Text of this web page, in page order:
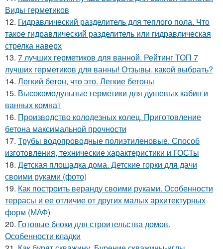
Виды герметиков
12. Гидравлический разделитель для теплого пола. Что
такое гидравлический разделитель или гидравлическая
стрелка наверх
13. 7 лучших герметиков для ванной. Рейтинг ТОП 7
лучших герметиков для ванны! Отзывы, какой выбрать?
14. Легкий бетон, что это. Легкие бетоны
15. Высокомодульные герметики для душевых кабин и
ванных комнат
16. Производство колодезных колец. Приготовление
бетона максимальной прочности
17. Трубы водопроводные полиэтиленовые. Способ
изготовления, технические характеристики и ГОСТы
18. Детская площадка дома. Детские горки для дачи
своими руками (фото)
19. Как построить веранду своими руками. Особенности
террасы и ее отличие от других малых архитектурных
форм (МАФ)
20. Готовые блоки для строительства домов.
Особенности кладки